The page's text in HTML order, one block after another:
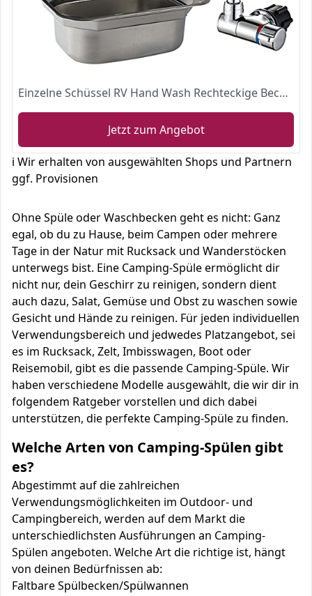
Einzelne Schüssel RV Hand Wash Rechteckige Becken Waschbecken mit Deckel für Fit für kompatibel mit RV Wohnwagen Camper Küche Edelstahl-Spüle 16.5"x 14.3 x 6.3" (with faucet U)
Jetzt zum Angebot
ℹ️ Wir erhalten von ausgewählten Shops und Partnern
ggf. Provisionen
Ohne Spüle oder Waschbecken geht es nicht: Ganz
egal, ob du zu Hause, beim Campen oder mehrere
Tage in der Natur mit Rucksack und Wanderstöcken
unterwegs bist. Eine Camping-Spüle ermöglicht dir
nicht nur, dein Geschirr zu reinigen, sondern dient
auch dazu, Salat, Gemüse und Obst zu waschen sowie
Gesicht und Hände zu reinigen. Für jeden individuellen
Verwendungsbereich und jedwedes Platzangebot, sei
es im Rucksack, Zelt, Imbisswagen, Boot oder
Reisemobil, gibt es die passende Camping-Spüle. Wir
haben verschiedene Modelle ausgewählt, die wir dir in
folgendem Ratgeber vorstellen und dich dabei
unterstützen, die perfekte Camping-Spüle zu finden.
Welche Arten von Camping-Spülen gibt
es?
Abgestimmt auf die zahlreichen
Verwendungsmöglichkeiten im Outdoor- und
Campingbereich, werden auf dem Markt die
unterschiedlichsten Ausführungen an Camping-
Spülen angeboten. Welche Art die richtige ist, hängt
von deinen Bedürfnissen ab:
Faltbare Spülbecken/Spülwannen